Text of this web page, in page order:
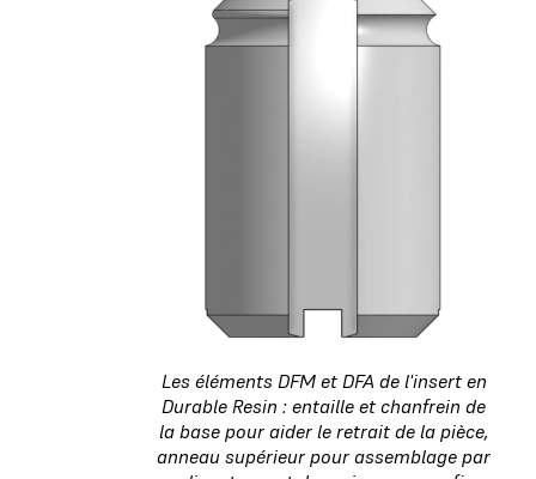
Les éléments DFM et DFA de l'insert en
Durable Resin : entaille et chanfrein de
la base pour aider le retrait de la pièce,
anneau supérieur pour assemblage par